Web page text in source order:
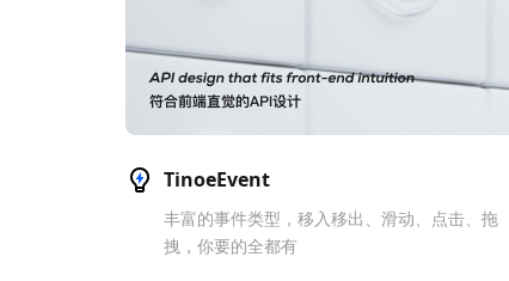
TinoeEvent
丰富的事件类型，移入移出、滑动、点击、拖
拽，你要的全都有